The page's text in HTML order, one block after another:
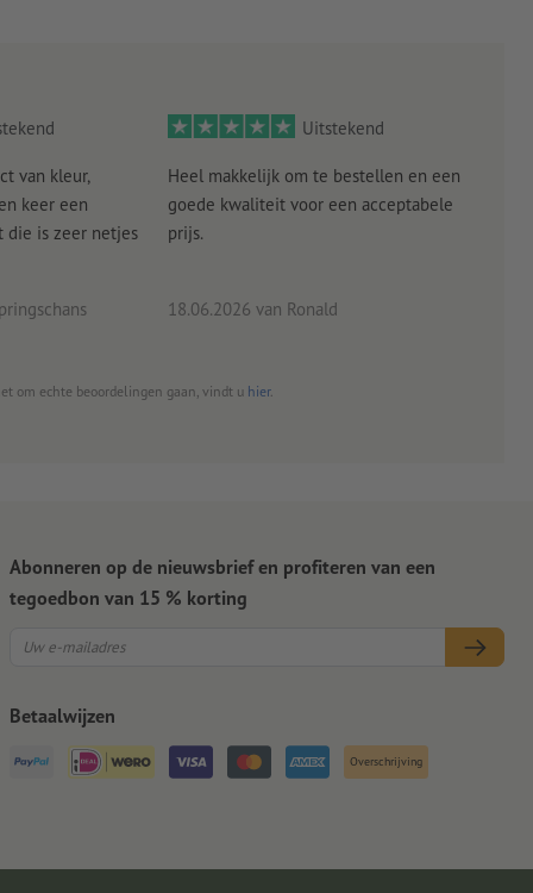
van kleur,
keer een
die is zeer netjes
Uitstekend
Heel makkelijk om te bestellen en een
goede kwaliteit voor een acceptabele
prijs.
18.06.2026 van Ronald
om echte beoordelingen gaan, vindt u hier.
Abonneren op de nieuwsbrief en profiteren van een
tegoedbon van 15 % korting
Betaalwijzen
Overschrijving